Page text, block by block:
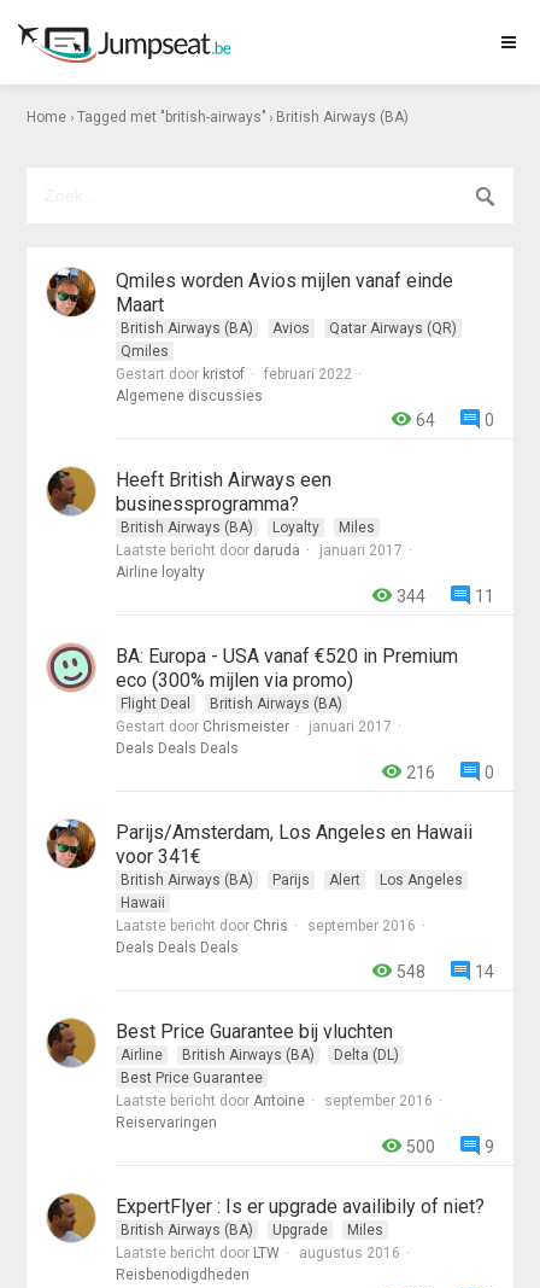
Home › Tagged met "british-airways" › British Airways (BA)
Qmiles worden Avios mijlen vanaf einde
Maart
British Airways (BA) Avios
Qatar Airways (QR)
Qmiles
Gestart door kristof
februari 2022
Algemene discussies
0
64
Heeft British Airways een
businessprogramma?
British Airways (BA) Loyalty
Miles
Laatste bericht door daruda
januari 2017
Airline loyalty
11
344
BA: Europa - USA vanaf €520 in Premium
eco (300% mijlen via promo)
Flight Deal
British Airways (BA)
Gestart door Chrismeister
januari 2017
Deals Deals Deals
0
216
Parijs/Amsterdam, Los Angeles en Hawaii
voor 341€
British Airways (BA) Parijs Alert
Los Angeles
Hawaii
Laatste bericht door Chris
september 2016
Deals Deals Deals
14
548
Best Price Guarantee bij vluchten
Airline British Airways (BA)
Delta (DL)
Best Price Guarantee
Laatste bericht doorAntoine
september 2016
Reiservaringen
9
500
ExpertFlyer : Is er upgrade availibily of niet?
British Airways (BA) Upgrade
Miles
Laatste bericht door LTW
augustus 2016
Reisbenodigdheden